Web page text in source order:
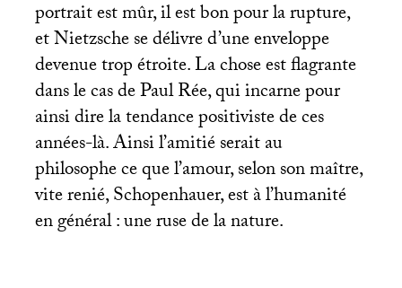
portrait est mûr, il est bon pour la rupture,
et Nietzsche se délivre d’une enveloppe
devenue trop étroite. La chose est flagrante
dans le cas de Paul Rée, qui incarne pour
ainsi dire la tendance positiviste de ces
années-là. Ainsi l’amitié serait au
philosophe ce que l’amour, selon son maître,
vite renié, Schopenhauer, est à l’humanité
en général : une ruse de la nature.